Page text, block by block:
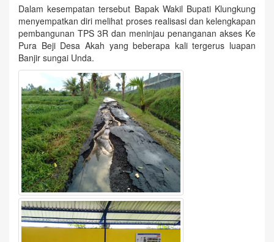
Dalam kesempatan tersebut Bapak Wakil Bupati Klungkung
menyempatkan diri melihat proses realisasi dan kelengkapan
pembangunan TPS 3R dan meninjau penanganan akses Ke
Pura Beji Desa Akah yang beberapa kali tergerus luapan
Banjir sungai Unda.